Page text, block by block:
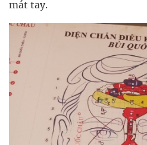
mát tay.